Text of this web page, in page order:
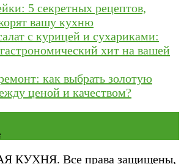
5 секретных рецептов,
вашу кухню
с курицей и сухариками:
хит на вашей
как выбрать золотую
ценой и качеством?
КУХНЯ. Все права защищены,